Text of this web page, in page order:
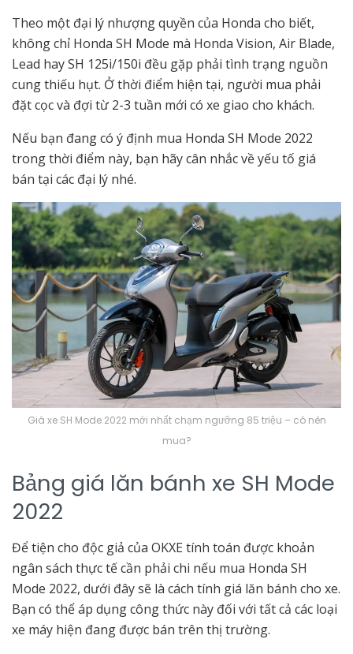
Theo một đại lý nhượng quyền của Honda cho biết,
không chỉ Honda SH Mode mà Honda Vision, Air Blade,
Lead hay SH 125i/150i đều gặp phải tình trạng nguồn
cung thiếu hụt. Ở thời điểm hiện tại, người mua phải
đặt cọc và đợi từ 2-3 tuần mới có xe giao cho khách.
Nếu bạn đang có ý định mua Honda SH Mode 2022
trong thời điểm này, bạn hãy cân nhắc về yếu tố giá
bán tại các đại lý nhé.
Giá xe SH Mode 2022 mới nhất chạm ngưỡng 85 triệu – có nên
mua?
Bảng giá lăn bánh xe SH Mode
2022
Để tiện cho độc giả của OKXE tính toán được khoản
ngân sách thực tế cần phải chi nếu mua Honda SH
Mode 2022, dưới đây sẽ là cách tính giá lăn bánh cho xe.
Bạn có thể áp dụng công thức này đối với tất cả các loại
xe máy hiện đang được bán trên thị trường.